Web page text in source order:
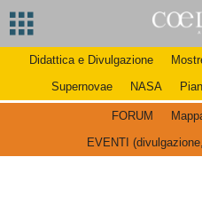
Didattica e Divulgazione
Supernovae
NASA
FORUM
EVENTI